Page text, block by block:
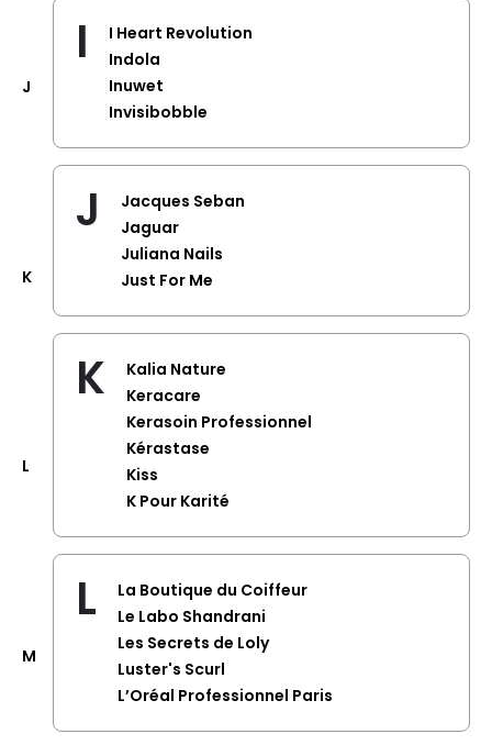
J
K
L
M
I
I Heart Revolution
Indola
Inuwet
Invisibobble
J
Jacques Seban
Jaguar
Juliana Nails
Just For Me
K
Kalia Nature
Keracare
Kerasoin Professionnel
Kérastase
Kiss
K Pour Karité
L
La Boutique du Coiffeur
Le Labo Shandrani
Les Secrets de Loly
Luster's Scurl
L’Oréal Professionnel Paris